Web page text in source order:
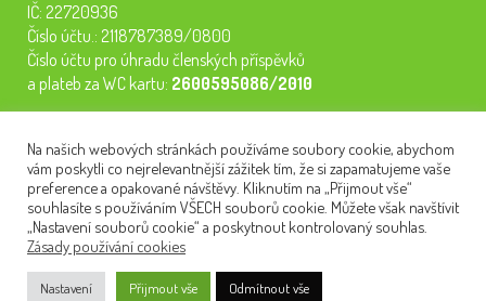
IČ: 22720936
Číslo účtu.: 2118787389/0800
Číslo účtu pro úhradu členských příspěvků
a plateb za WC kartu: 2600595086/2010
semináře, konferenci, plavbu na lodi a WC kartu. Z peněz
tiskneme odborné publikace pro pacienty.
NEWSLETTER
Na našich webových stránkách používáme soubory cookie, abychom
vám poskytli co nejrelevantnější zážitek tím, že si zapamatujeme vaše
preference a opakované návštěvy. Kliknutím na „Přijmout vše“
souhlasíte s používáním VŠECH souborů cookie. Můžete však navštívit
„Nastavení souborů cookie“ a poskytnout kontrolovaný souhlas.
Zásady používání cookies
Nastavení Přijmout vše Odmítnout vše